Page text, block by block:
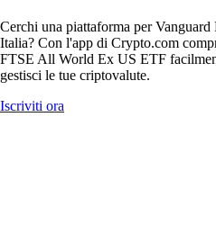
Cerchi una piattaforma per
Italia? Con l'app di Crypto.com
FTSE All World Ex US ETF
gestisci le tue criptovalute.
Iscriviti ora